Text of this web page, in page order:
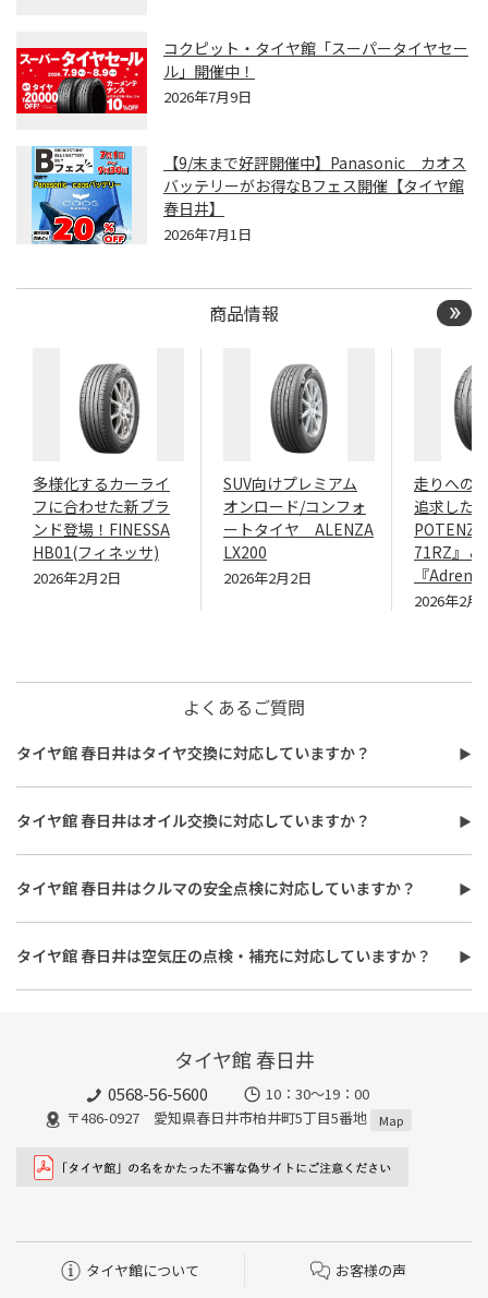
コクピット・タイヤ館「スーパータイヤセー
ル」開催中！
2026年7月9日
【9/末まで好評開催中】Panasonic カオス
バッテリーがお得なBフェス開催【タイヤ館
春日井】
2026年7月1日
商品情報
多様化するカーライ
フに合わせた新ブラ
ンド登場！FINESSA
HB01(フィネッサ)
2026年2月2日
SUV向けプレミアム
オンロード/コンフォ
ートタイヤ ALENZA
LX200
2026年2月2日
走りへの
追求した
71RZ』＆
『
2026年2月
よくあるご質問
タイヤ館 春日井はタイヤ交換に対応していますか？
タイヤ館 春日井はタイヤ交換に対応しています。
費用は、タイヤ交換工賃のほかに、タイヤ本体の価格やホイール
バランス調整、使用済みタイヤ処分費用などがかかる場合があり
ます。
また、作業時間は最短で約30分程度ですが、作業内容や交換本
数、車種により異なり、時間がかかる場合もございます。詳細は店
舗スタッフまでお気軽にご相談ください
タイヤ館 春日井はオイル交換に対応していますか？
タイヤ館 春日井はオイル交換に対応しています。
使用するオイルの種類（鉱物油・部分合成油・全合成油）や粘
度、交換量によって費用が変わります。工賃やフィルター代を含め
た交換費用については、店舗スタッフまでお問い合わせくださ
い。
また、所要時間は最短約30分程度になります。こちらもオイルフ
ィルターの同時交換や、在庫・車種、作業時期等により時間が変
タイヤ館 春日井はクルマの安全点検に対応していますか？
タイヤ館 春日井はおクルマの安全点検に対応しています。最短30
分、無料で対応させていただきます。
タイヤ館 春日井は空気圧の点検・補充に対応していますか？
タイヤ館 春日井は空気圧の点検・補充に対応しています。最短15
タイヤ館 春日井
0568-56-5600
10：30～19：00
〒486-0927 愛知県春日井市柏井町5丁目5番地
Map
タイヤ館について お客様の声